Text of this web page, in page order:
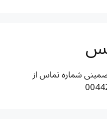
شماره تماس از